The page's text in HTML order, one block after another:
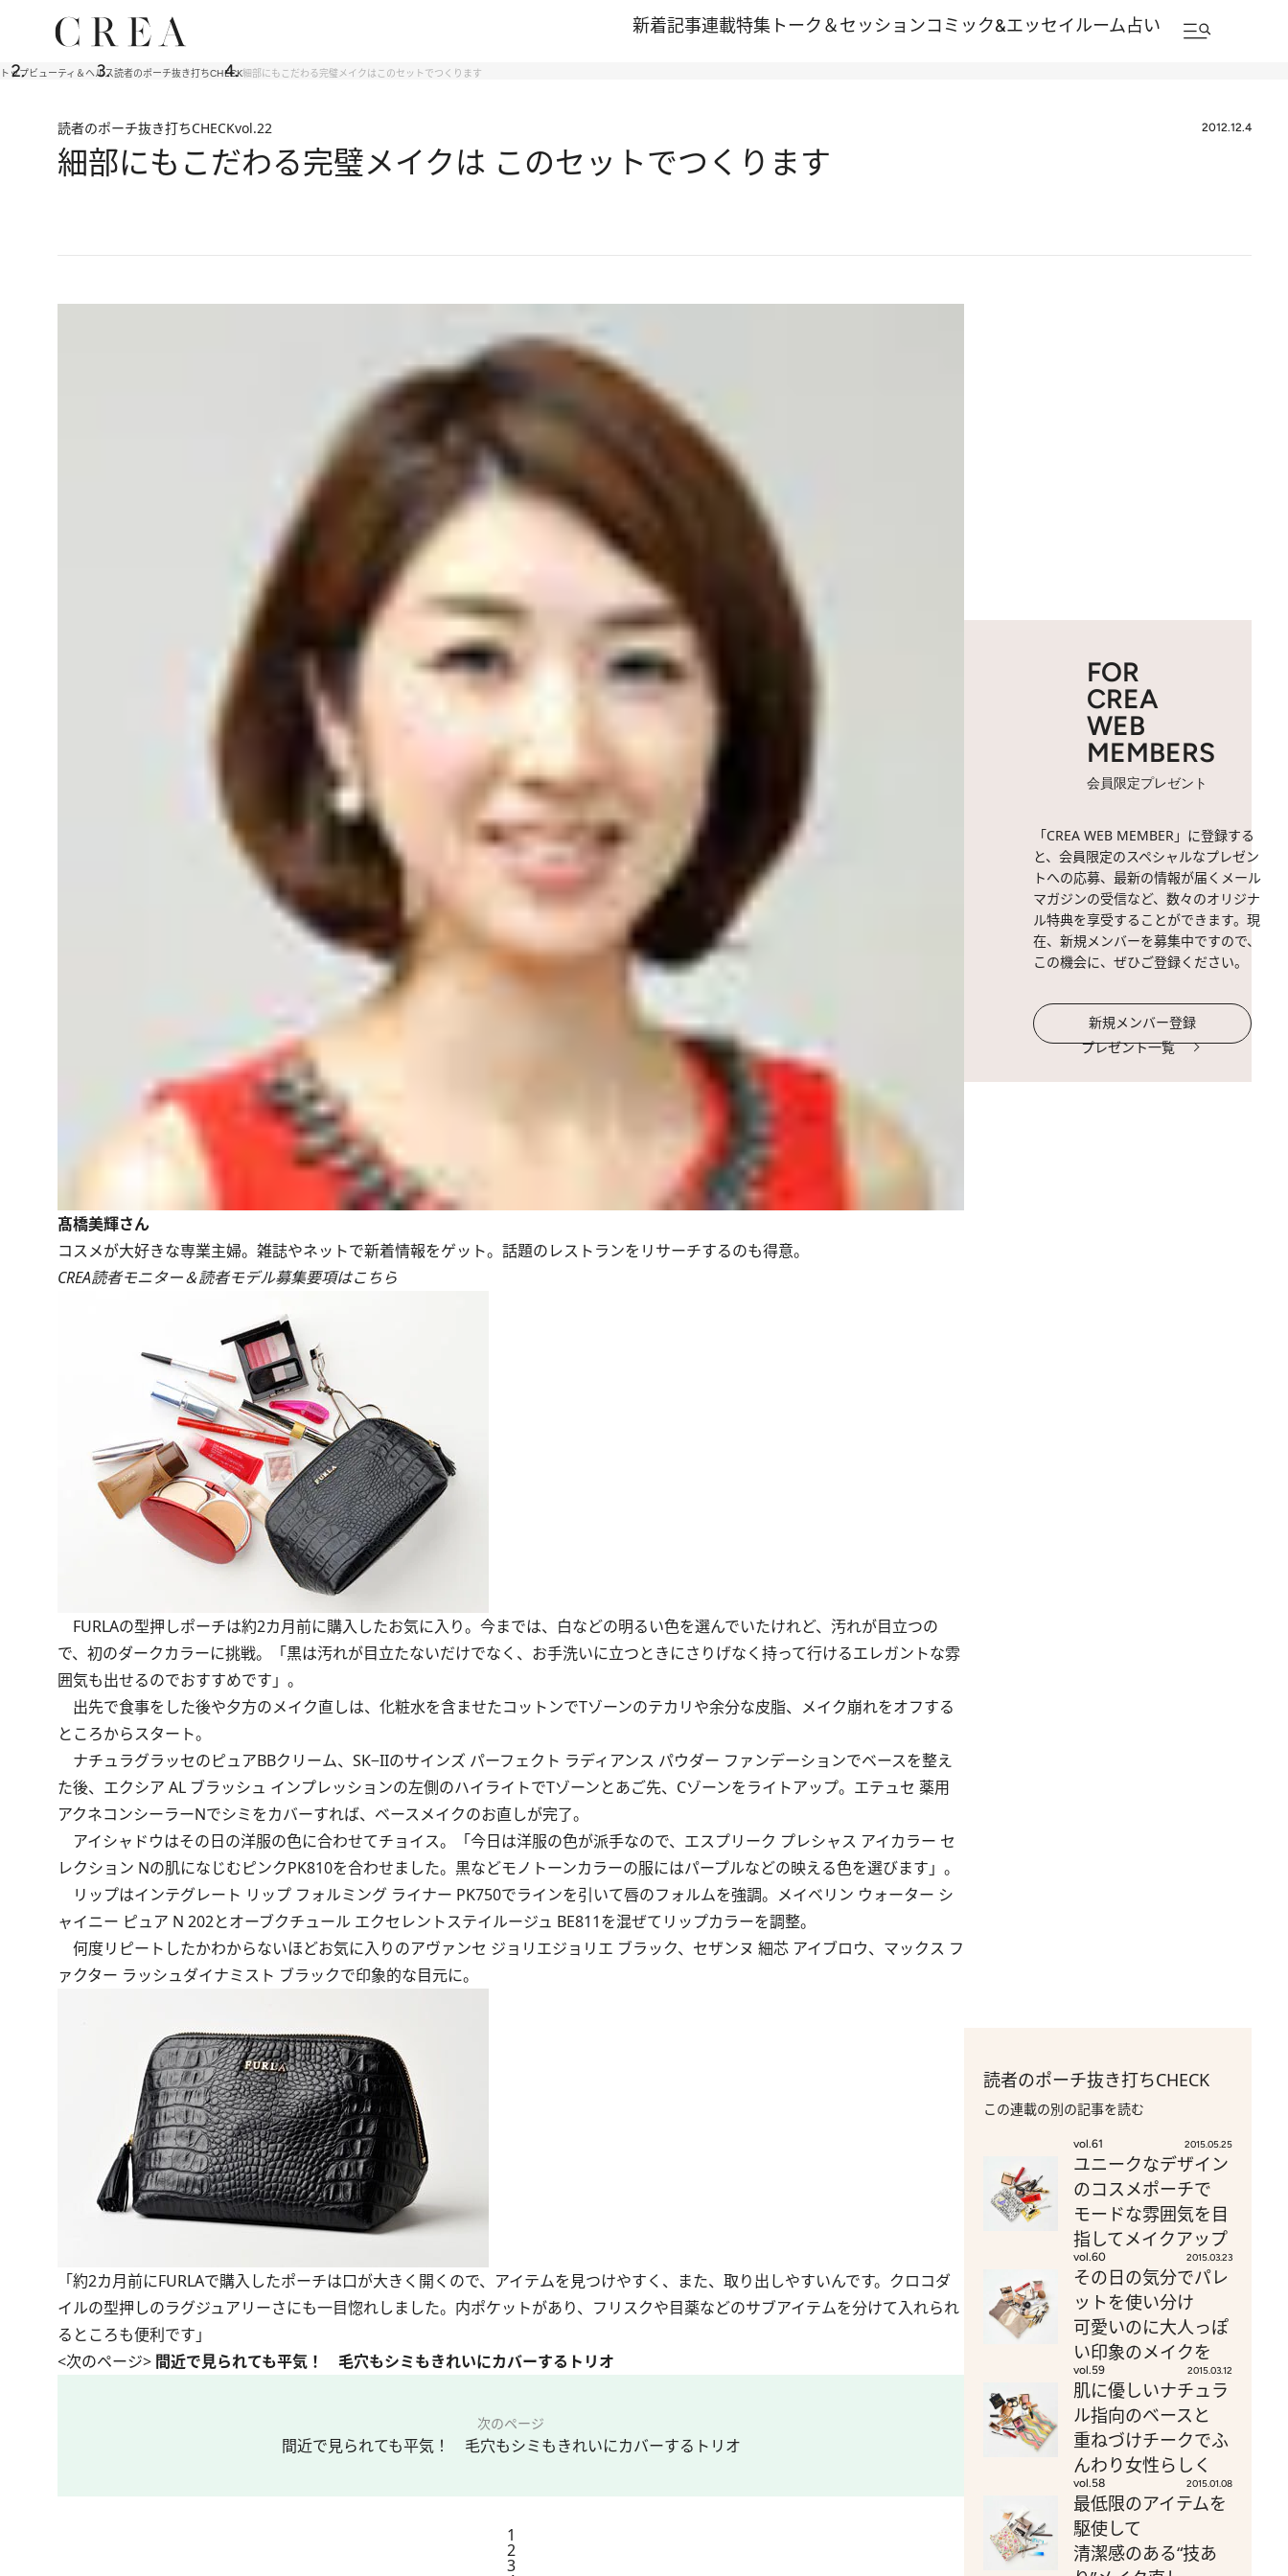
新着記事連載特集 トーク＆セッションコミック&エッセイルーム占い
トップビューティ＆ヘルス読者のポーチ抜き打ちCHECK細部にもこだわる完璧メイクはこのセットでつくります
読者のポーチ抜き打ちCHECKvol.22 2012.12.4
細部にもこだわる完璧メイクは このセットでつくります
髙橋美輝さん
コスメが大好きな専業主婦。雑誌やネットで新着情報をゲット。話題のレストランをリサーチするのも得意。
CREA読者モニター＆読者モデル募集要項はこちら
FURLAの型押しポーチは約2カ月前に購入したお気に入り。今までは、白などの明るい色を選んでいたけれど、汚れが目立つの
で、初のダークカラーに挑戦。「黒は汚れが目立たないだけでなく、お手洗いに立つときにさりげなく持って行けるエレガントな雰
囲気も出せるのでおすすめです」。
出先で食事をした後や夕方のメイク直しは、化粧水を含ませたコットンでTゾーンのテカリや余分な皮脂、メイク崩れをオフする
ところからスタート。
ナチュラグラッセのピュアBBクリーム、SK−IIのサインズ パーフェクト ラディアンス パウダー ファンデーションでベースを整え
た後、エクシア AL ブラッシュ インプレッションの左側のハイライトでTゾーンとあご先、Cゾーンをライトアップ。エテュセ 薬用
アクネコンシーラーNでシミをカバーすれば、ベースメイクのお直しが完了。
アイシャドウはその日の洋服の色に合わせてチョイス。「今日は洋服の色が派手なので、エスプリーク プレシャス アイカラー セ
レクション Nの肌になじむピンクPK810を合わせました。黒などモノトーンカラーの服にはパープルなどの映える色を選びます」。
リップはインテグレート リップ フォルミング ライナー PK750でラインを引いて唇のフォルムを強調。メイベリン ウォーター シ
ャイニー ピュア N 202とオーブクチュール エクセレントステイルージュ BE811を混ぜてリップカラーを調整。
何度リピートしたかわからないほどお気に入りのアヴァンセ ジョリエジョリエ ブラック、セザンヌ 細芯 アイブロウ、マックス フ
ァクター ラッシュダイナミスト ブラックで印象的な目元に。
「約2カ月前にFURLAで購入したポーチは口が大きく開くので、アイテムを見つけやすく、また、取り出しやすいんです。クロコダ
イルの型押しのラグジュアリーさにも一目惚れしました。内ポケットがあり、フリスクや目薬などのサブアイテムを分けて入れられ
るところも便利です」
<次のページ> 間近で見られても平気！ 毛穴もシミもきれいにカバーするトリオ
次のページ
間近で見られても平気！ 毛穴もシミもきれいにカバーするトリオ
1
2
3
FOR
CREA
WEB
MEMBERS
会員限定プレゼント
「CREA WEB MEMBER」に登録する
と、会員限定のスペシャルなプレゼン
トへの応募、最新の情報が届くメール
マガジンの受信など、数々のオリジナ
ル特典を享受することができます。現
在、新規メンバーを募集中ですので、
この機会に、ぜひご登録ください。
新規メンバー登録
プレゼント一覧
読者のポーチ抜き打ちCHECK
この連載の別の記事を読む
vol.61 2015.05.25
ユニークなデザイン
のコスメポーチで
モードな雰囲気を目
指してメイクアップ
vol.60 2015.03.23
その日の気分でパレ
ットを使い分け
可愛いのに大人っぽ
い印象のメイクを
vol.59 2015.03.12
肌に優しいナチュラ
ル指向のベースと
重ねづけチークでふ
んわり女性らしく
vol.58 2015.01.08
最低限のアイテムを
駆使して
清潔感のある“技あ